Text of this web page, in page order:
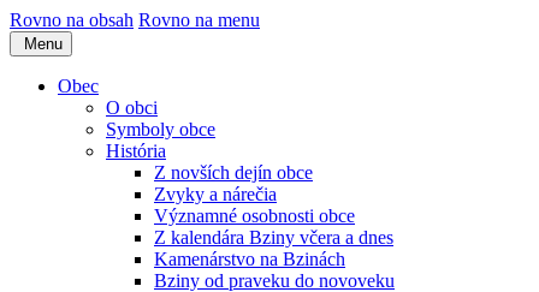
Rovno na obsah Rovno na menu
Menu
Obec
O obci
Symboly obce
História
Z novších dejín obce
Zvyky a nárečia
Významné osobnosti obce
Z kalendára Bziny včera a dnes
Kamenárstvo na Bzinách
Bziny od praveku do novoveku